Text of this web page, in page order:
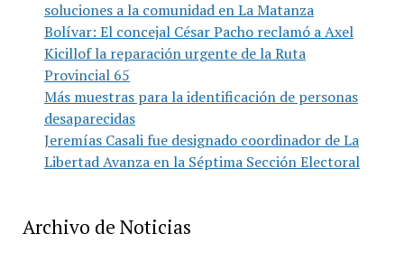
soluciones a la comunidad en La Matanza
Bolívar: El concejal César Pacho reclamó a Axel
Kicillof la reparación urgente de la Ruta
Provincial 65
Más muestras para la identificación de personas
desaparecidas
Jeremías Casali fue designado coordinador de La
Libertad Avanza en la Séptima Sección Electoral
Archivo de Noticias